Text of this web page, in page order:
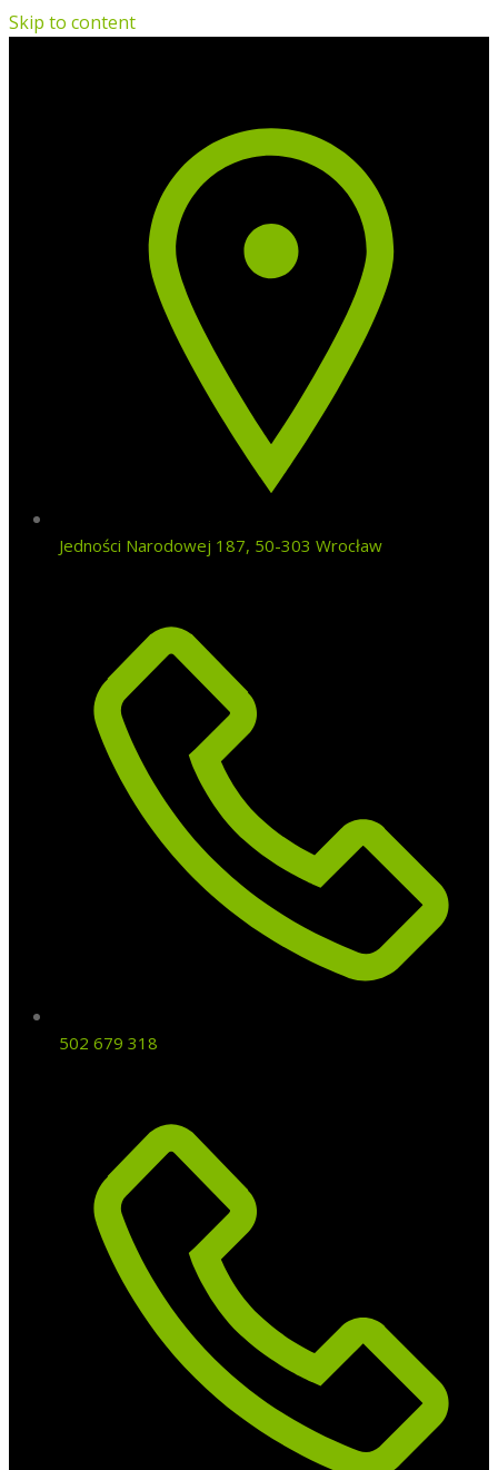
Skip to content
Jedności Narodowej 187, 50-303 Wrocław
502 679 318